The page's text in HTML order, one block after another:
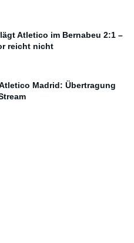
Atletico im Bernabeu 2:1 –
reicht nicht
Madrid: Übertragung